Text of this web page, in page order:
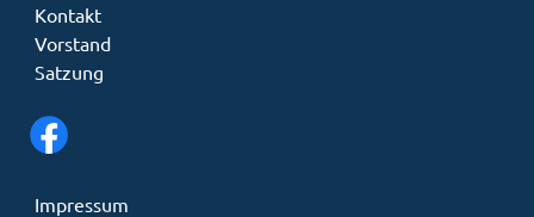
Kontakt
Vorstand
Satzung
Impressum